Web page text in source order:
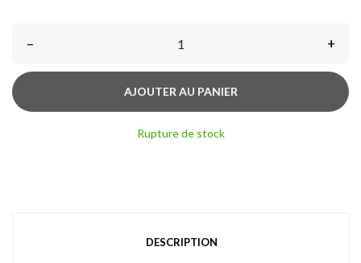
– +
AJOUTER AU PANIER
Rupture de stock
DESCRIPTION